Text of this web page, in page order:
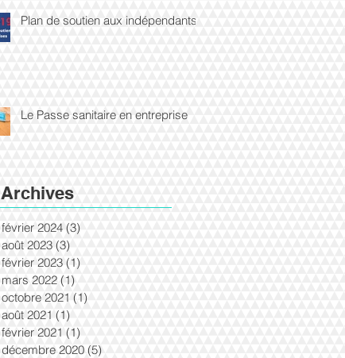
Plan de soutien aux indépendants
Le Passe sanitaire en entreprise
Archives
février 2024 (3)
août 2023 (3)
février 2023 (1)
mars 2022 (1)
octobre 2021 (1)
août 2021 (1)
février 2021 (1)
décembre 2020 (5)